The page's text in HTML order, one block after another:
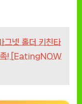
그넷 홀더 키친타
족! [EatingNOW